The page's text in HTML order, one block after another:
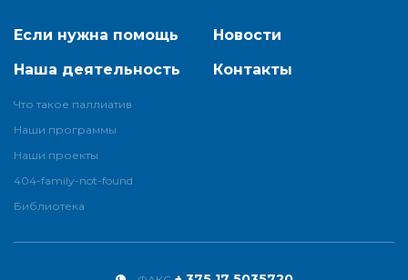
Если нужна помощь
Наша деятельность
Что такое паллиатив
Наши программы
Наши проекты
404-family-not-found
Библиотека
Новости
Контакты